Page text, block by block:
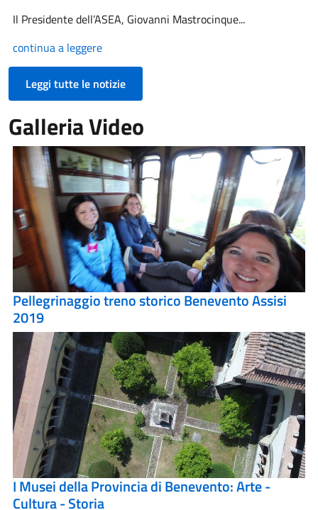
Il Presidente dell’ASEA, Giovanni Mastrocinque...
continua a leggere
Leggi tutte le notizie
Galleria Video
Pellegrinaggio treno storico Benevento Assisi
2019
I Musei della Provincia di Benevento: Arte -
Cultura - Storia